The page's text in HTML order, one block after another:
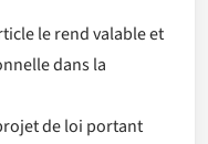
le rend valable et
dans la
de loi portant